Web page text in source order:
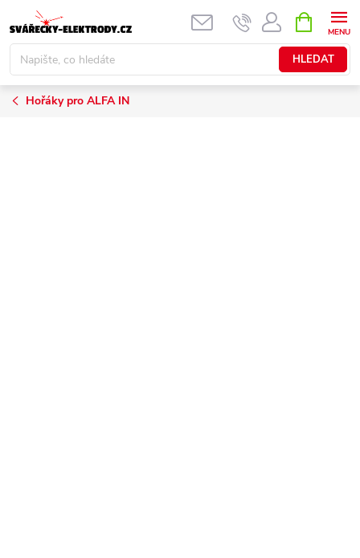
na
obsah
HLEDAT
NÁKUPNÍ
KOŠÍK
Hořáky pro ALFA IN